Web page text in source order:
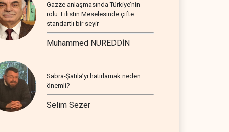
Gazze anlaşmasında Türkiye’nin
rolü: Filistin Meselesinde çifte
standartlı bir seyir
Muhammed NUREDDİN
Sabra-Şatila’yı hatırlamak neden
önemli?
Selim Sezer